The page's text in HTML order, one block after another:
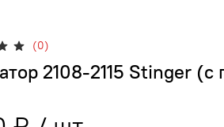
(0)
2108-2115 Stinger